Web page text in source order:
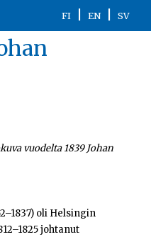
FI EN| SV
vuodelta 1839 Johan
oli Helsingin
johtanut